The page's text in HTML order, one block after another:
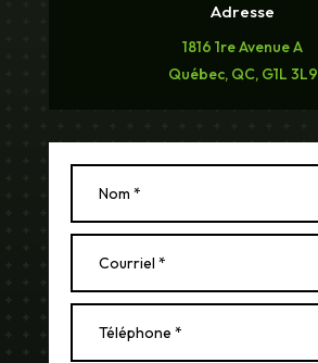
Adresse
1816 1re Avenue A
Québec, QC, G1L 3L9